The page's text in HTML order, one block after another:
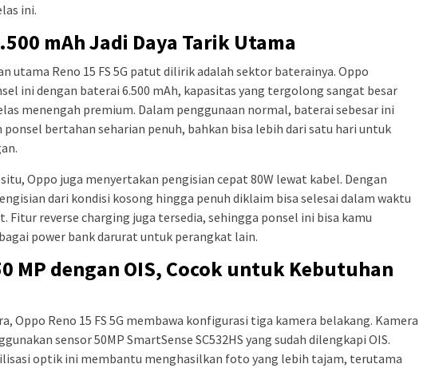
ini.
mAh Jadi Daya Tarik Utama
utama Reno 15 FS 5G patut dilirik adalah sektor baterainya. Oppo
ini dengan baterai 6.500 mAh, kapasitas yang tergolong sangat besar
menengah premium. Dalam penggunaan normal, baterai sebesar ini
bertahan seharian penuh, bahkan bisa lebih dari satu hari untuk
Oppo juga menyertakan pengisian cepat 80W lewat kabel. Dengan
dari kondisi kosong hingga penuh diklaim bisa selesai dalam waktu
Fitur reverse charging juga tersedia, sehingga ponsel ini bisa kamu
power bank darurat untuk perangkat lain.
MP dengan OIS, Cocok untuk Kebutuhan
Oppo Reno 15 FS 5G membawa konfigurasi tiga kamera belakang. Kamera
sensor 50MP SmartSense SC532HS yang sudah dilengkapi OIS.
optik ini membantu menghasilkan foto yang lebih tajam, terutama